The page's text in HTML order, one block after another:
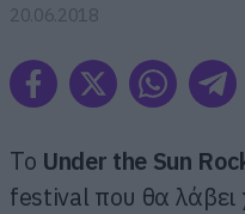
20.06.2018
Το Under the Sun
festival που θα